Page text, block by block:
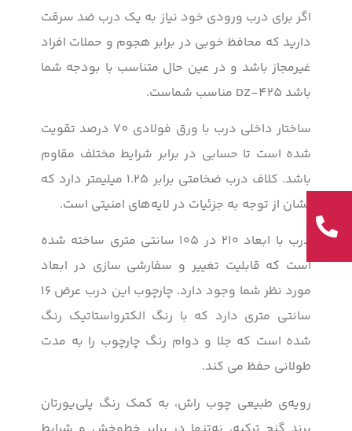
اگر برای درب ورودی خود نیاز به یک درب ضد سرقت
دارید که محافظ خوبی در برابر هجوم و حملات افراد
غیرمجاز باشد و در عین حال متناسب با بودجه شما
باشد DZ-425 مناسب شماست.
ساختار داخلی درب با ورق فولادی 70 درصد تقویت
شده است تا حسابی در برابر شرایط مختلف مقاوم
باشد. کلاف درب ضخامتی برابر ۱.۲۵ میلیمتر دارد که
نشان از توجه به جزئیات در لایه‌های امنیتی است.
درب با ابعاد ۲۱۰ در ۱۰۵ سانتی متری ساخته شده
است که قابلیت تغییر و سفارشی سازی در ابعاد
مورد نظر شما وجود دارد. چارچوب این درب عرض ۱۶
سانتی متری دارد که با رنگ الکترواستاتیک رنگ
شده است که جلا و دوام رنگ چارچوب را به مدت
طولانی حفظ می کند.
رویه‌ی طبیعی چوب راش، به کمک رنگ پلی‌یورتان